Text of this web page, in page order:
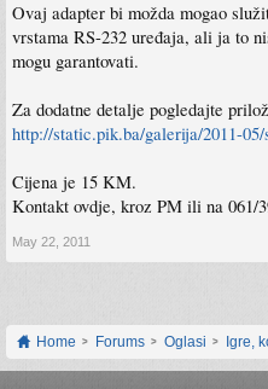
Ovaj adapter bi možda mogao
vrstama RS-232 uređaja, ali ja to
mogu garantovati.
Za dodatne detalje pogledajte
http://static.pik.ba/galerija/2011-
Cijena je 15 KM.
Kontakt ovdje, kroz PM ili na 061/
May 22, 2011
Home Forums Oglasi Igre,